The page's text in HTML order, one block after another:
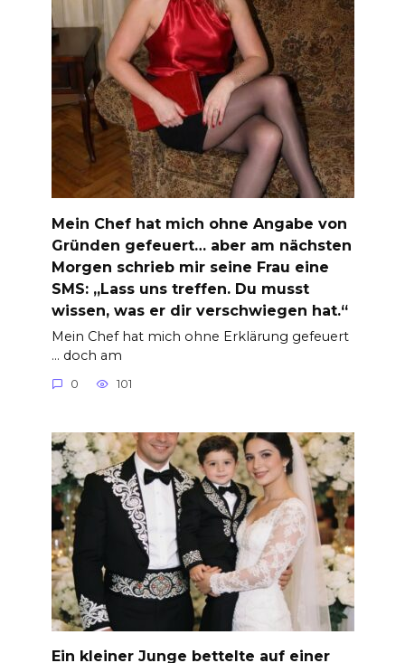
Mein Chef hat mich ohne Angabe von
Gründen gefeuert… aber am nächsten
Morgen schrieb mir seine Frau eine
SMS: „Lass uns treffen. Du musst
wissen, was er dir verschwiegen hat.“
Mein Chef hat mich ohne Erklärung gefeuert
… doch am
0 101
Ein kleiner Junge bettelte auf einer